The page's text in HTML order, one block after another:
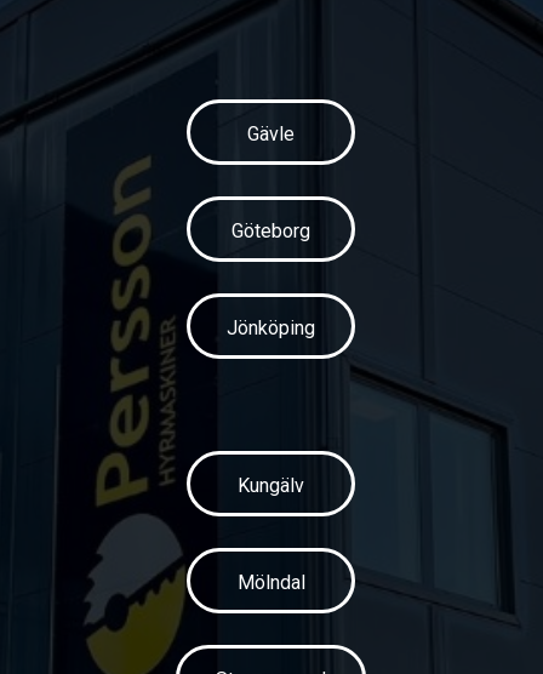
Gävle
Göteborg
Jönköping
Kungälv
Mölndal